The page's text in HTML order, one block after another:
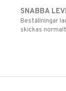
SNABBA
Beställningar
skickas